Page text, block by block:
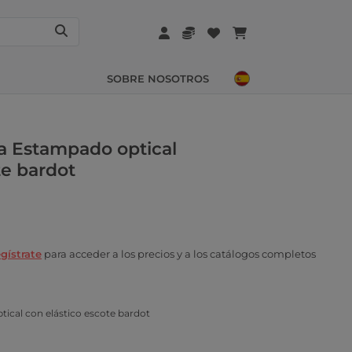
SOBRE NOSOTROS
Estampado optical
bardot
para acceder a los precios y a los catálogos completos
con elástico escote bardot